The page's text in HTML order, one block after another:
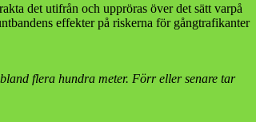
det utifrån och uppröras över det sätt varpå
effekter på riskerna för gångtrafikanter
flera hundra meter. Förr eller senare tar